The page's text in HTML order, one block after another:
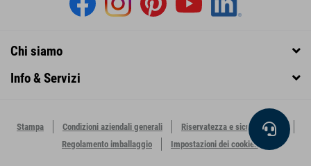
Chi siamo
Info & Servizi
Stampa Condizioni aziendali generali
Riservatezza e sicurezza dati
Regolamento imballaggio
Impostazioni dei cookies